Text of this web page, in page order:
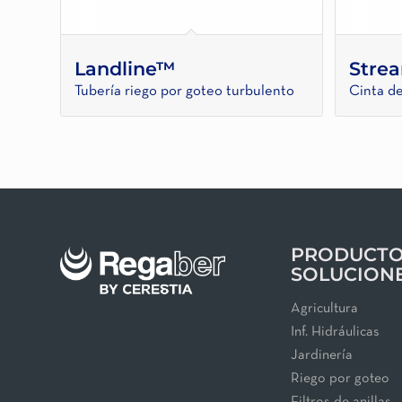
Landline™
Tubería riego por goteo turbulento Cinta
Agricultura
Inf. Hidráulicas
Jardinería
Riego por goteo